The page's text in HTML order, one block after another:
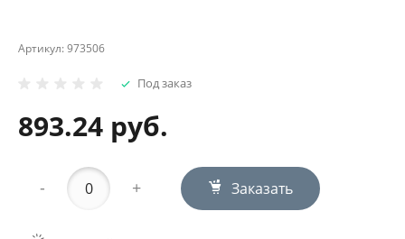
Артикул:973506
Под заказ
893.24 руб.
- + Заказать